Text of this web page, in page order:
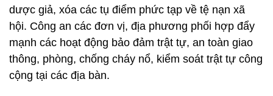
dược giả, xóa các tụ điểm phức tạp về tệ nạn xã
hội. Công an các đơn vị, địa phương phối hợp đẩy
mạnh các hoạt động bảo đảm trật tự, an toàn giao
thông, phòng, chống cháy nổ, kiểm soát trật tự công
cộng tại các địa bàn.